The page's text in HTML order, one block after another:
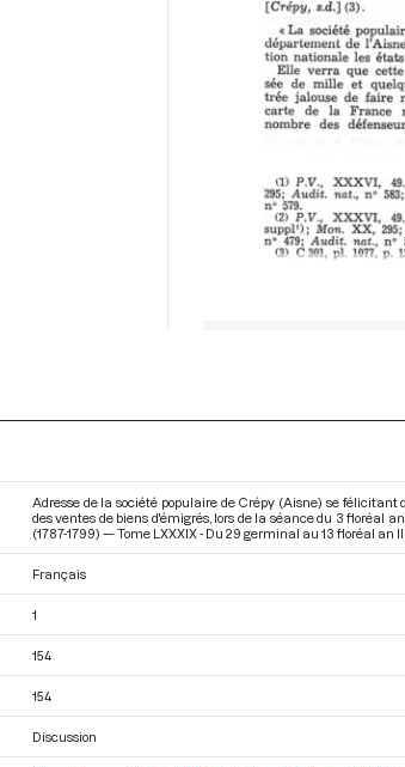
Adresse de la société populaire de Crépy (Aisne) se
des ventes de biens d'émigrés, lors de la séance du 3 floréal
(1787-1799) — Tome LXXXIX - Du 29 germinal au 13 floréal an
Français
1
154
154
Discussion